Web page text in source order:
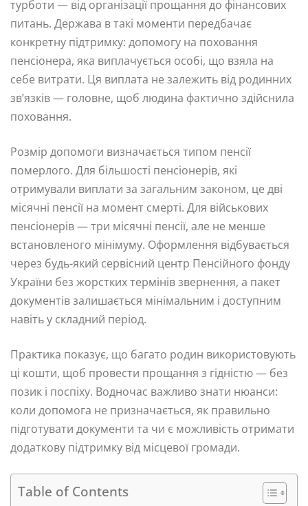
турботи — від організації прощання до фінансових
питань. Держава в такі моменти передбачає
конкретну підтримку: допомогу на поховання
пенсіонера, яка виплачується особі, що взяла на
себе витрати. Ця виплата не залежить від родинних
зв’язків — головне, щоб людина фактично здійснила
поховання.
Розмір допомоги визначається типом пенсії
померлого. Для більшості пенсіонерів, які
отримували виплати за загальним законом, це дві
місячні пенсії на момент смерті. Для військових
пенсіонерів — три місячні пенсії, але не менше
встановленого мінімуму. Оформлення відбувається
через будь-який сервісний центр Пенсійного фонду
України без жорстких термінів звернення, а пакет
документів залишається мінімальним і доступним
навіть у складний період.
Практика показує, що багато родин використовують
ці кошти, щоб провести прощання з гідністю — без
позик і поспіху. Водночас важливо знати нюанси:
коли допомога не призначається, як правильно
підготувати документи та чи є можливість отримати
додаткову підтримку від місцевої громади.
Table of Contents